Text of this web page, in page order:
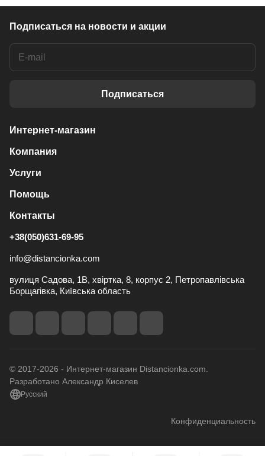
Подписаться на новости и акции
Подписаться
Интернет-магазин
Компания
Услуги
Помощь
Контакты
+38(050)631-69-95
info@distancionka.com
вулиця Садова, 1В, хвіртка, 8, корпус 2, Петропавлівська
Борщагівка, Київська область
© 2017-2026 - Интернет-магазин Distancionka.com.
Разработано Александр Киселев
Русский
Конфиденциальность